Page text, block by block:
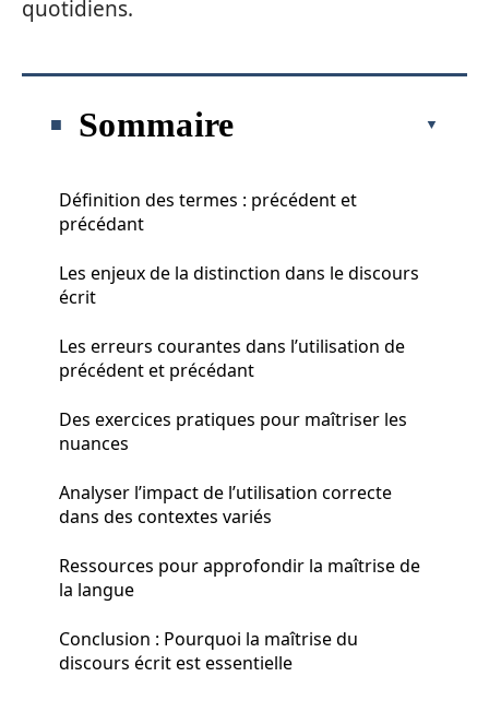
quotidiens.
Sommaire
Définition des termes : précédent et
précédant
Les enjeux de la distinction dans le discours
écrit
Les erreurs courantes dans l’utilisation de
précédent et précédant
Des exercices pratiques pour maîtriser les
nuances
Analyser l’impact de l’utilisation correcte
dans des contextes variés
Ressources pour approfondir la maîtrise de
la langue
Conclusion : Pourquoi la maîtrise du
discours écrit est essentielle